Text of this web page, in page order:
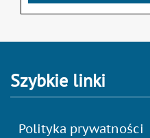
Szybkie linki
Polityka prywatności